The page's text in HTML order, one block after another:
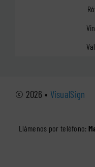
© 2026 • VisualSign
Llámenos por teléfono: